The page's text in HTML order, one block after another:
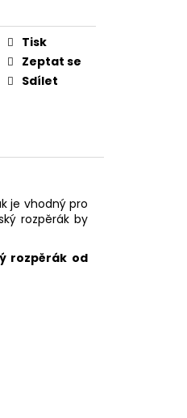
Tisk
Zeptat se
Sdílet
je vhodný pro
rozpěrák by
rozpěrák od